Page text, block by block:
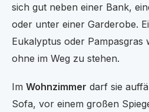
sich gut neben einer Bank,
oder unter einer Garderobe.
Eukalyptus oder Pampasgras
ohne im Weg zu stehen.
Im Wohnzimmer darf sie
Sofa, vor einem großen